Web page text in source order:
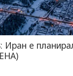
Иран е